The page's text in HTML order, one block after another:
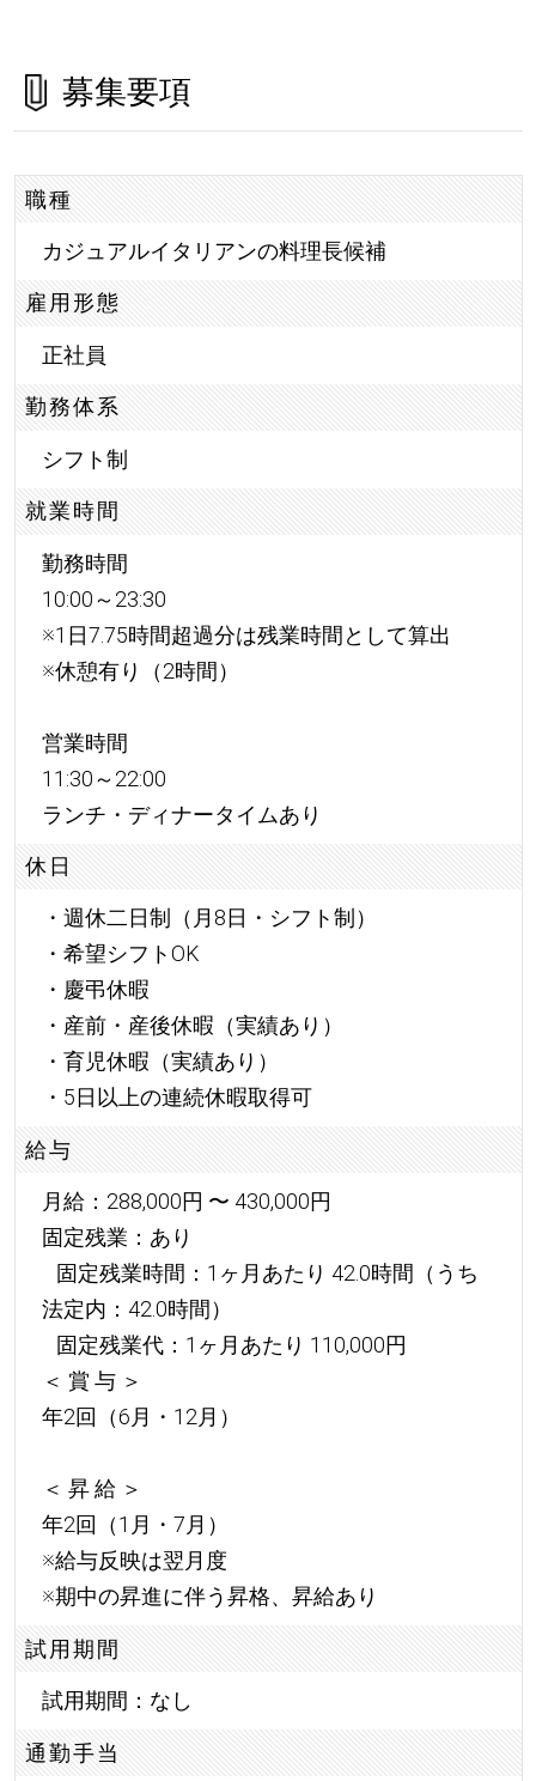
募集要項
職種
カジュアルイタリアンの料理長候補
雇用形態
正社員
勤務体系
シフト制
就業時間
勤務時間
10:00～23:30
※1日7.75時間超過分は残業時間として算出
※休憩有り（2時間）
営業時間
11:30～22:00
ランチ・ディナータイムあり
休日
・週休二日制（月8日・シフト制）
・希望シフトOK
・慶弔休暇
・産前・産後休暇（実績あり）
・育児休暇（実績あり）
・5日以上の連続休暇取得可
給与
月給：288,000円 〜 430,000円
固定残業：あり
固定残業時間：1ヶ月あたり 42.0時間（うち
法定内：42.0時間）
固定残業代：1ヶ月あたり 110,000円
＜ 賞 与 ＞
年2回（6月・12月）
＜ 昇 給 ＞
年2回（1月・7月）
※給与反映は翌月度
※期中の昇進に伴う昇格、昇給あり
試用期間
試用期間：なし
通勤手当